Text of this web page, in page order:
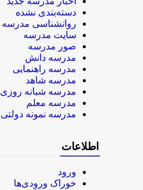
دسته‌بندی نشده
روانشناسی مدرسه
سایت مدرسه
صور مدرسه
مدرسه دانش
مدرسه راهنمایی
مدرسه شاهد
مدرسه شبانه روزی
مدرسه معلم
مدرسه نمونه دولتی
اطلاعات
ورود
خوراک ورودی‌ها